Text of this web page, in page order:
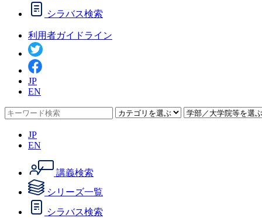
シラバス検索
利用者ガイドライン
JP
EN
JP
EN
講義検索
シリーズ一覧
シラバス検索